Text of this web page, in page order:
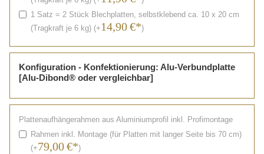
1 Satz = 2 Stück Blechplatten, selbstklebend ca. 10 x 20 cm
(Tragkraft je 6 kg) (+14,90€*)
Konfiguration - Konfektionierung: Alu-Verbundplatte
[Alu-Dibond® oder vergleichbar]
Plattenaufhängerahmen aus Aluminiumprofil inkl. Profimontage
Rahmen inkl. Montage (für Platten mit langer Seite bis 70 cm)
(+79,00€*)